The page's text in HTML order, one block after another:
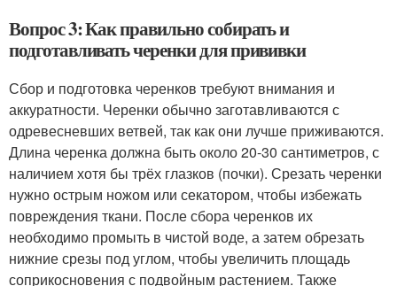
Вопрос 3: Как правильно собирать и
подготавливать черенки для прививки
Сбор и подготовка черенков требуют внимания и
аккуратности. Черенки обычно заготавливаются с
одревесневших ветвей, так как они лучше приживаются.
Длина черенка должна быть около 20-30 сантиметров, с
наличием хотя бы трёх глазков (почки). Срезать черенки
нужно острым ножом или секатором, чтобы избежать
повреждения ткани. После сбора черенков их
необходимо промыть в чистой воде, а затем обрезать
нижние срезы под углом, чтобы увеличить площадь
соприкосновения с подвойным растением. Также